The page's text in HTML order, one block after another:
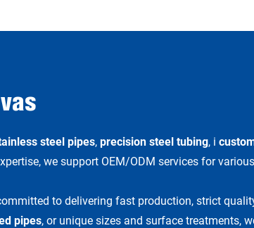
steel pipes,precision steel tubing, i
we support OEM/ODM services for
to delivering fast production, strict
pipes, or unique sizes and surface treatments,